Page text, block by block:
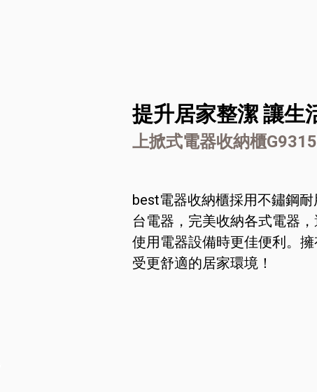
提升居家整潔 讓生
上掀式電器收納櫃
best電器收納櫃採用不鏽鋼
台電器，完美收納各式電器
使用電器設備時更佳便利。
受更舒適的居家環境！